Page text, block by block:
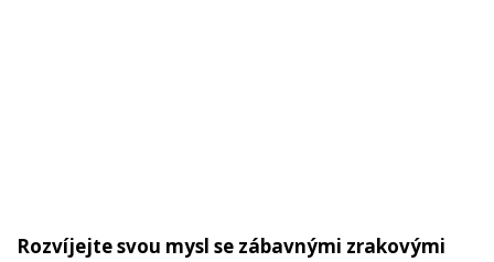
Rozvíjejte svou mysl se zábavnými zrakovými